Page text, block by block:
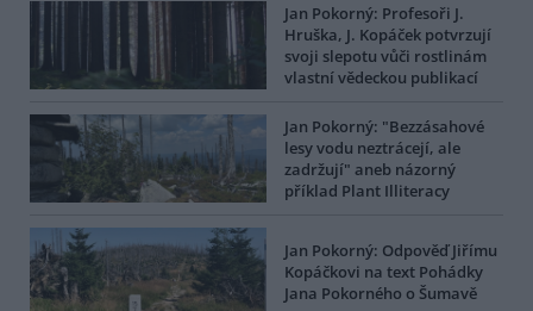
Jan Pokorný: Profesoři J.
Hruška, J. Kopáček potvrzují
svoji slepotu vůči rostlinám
vlastní vědeckou publikací
Jan Pokorný: "Bezzásahové
lesy vodu neztrácejí, ale
zadržují" aneb názorný
příklad Plant Illiteracy
Jan Pokorný: Odpověď Jiřímu
Kopáčkovi na text Pohádky
Jana Pokorného o Šumavě